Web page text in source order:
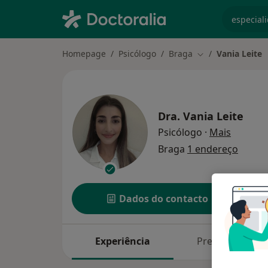
Homepage Psicólogo Braga Mudar de cidade
Vania Leite
Dra. Vania Leite
Psicólogo · Mais
Braga 1 endereço
Dados do contacto
Experiência Preços